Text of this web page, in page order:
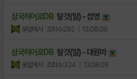
삼국히어로DB 탈것(말) - 섭영
꽃밭에서 조회수:292 | 13.08.09
삼국히어로DB 탈것(말) - 대원마
꽃밭에서 조회수:334 | 13.08.09